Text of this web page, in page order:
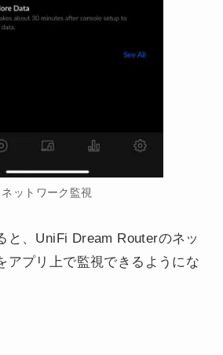
ネットワーク監視
と、UniFi Dream Routerのネッ
アプリ上で監視できるようにな